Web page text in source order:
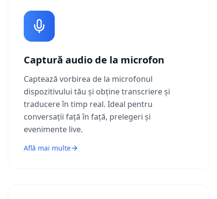
Captură audio de la microfon
Captează vorbirea de la microfonul
dispozitivului tău și obține transcriere și
traducere în timp real. Ideal pentru
conversații față în față, prelegeri și
evenimente live.
Află mai multe